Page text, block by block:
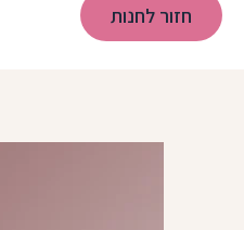
חזור לחנות